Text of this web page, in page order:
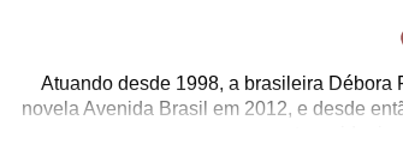
Atuando desde 1998, a brasileira
novela Avenida Brasil em 2012, e desde
pensamentos e ideais